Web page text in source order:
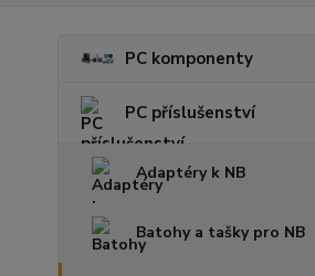
PC komponenty
PC příslušenství
Adaptéry k NB
Batohy a tašky pro NB